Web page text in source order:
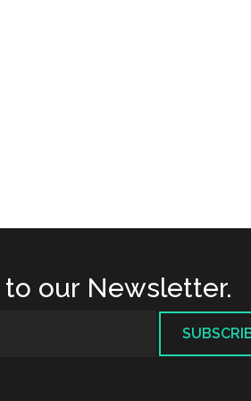
our Newsletter.